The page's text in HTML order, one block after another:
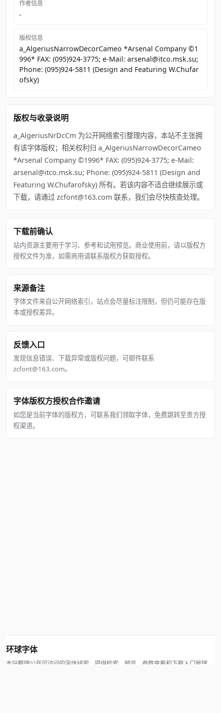
作者信息
-
版权信息
a_AlgeriusNarrowDecorCameo *Arsenal Company ©1
996* FAX: (095)924-3775; e-Mail: arsenal@itco.msk.su;
Phone: (095)924-5811 (Design and Featuring W.Chufar
ofsky)
版权与收录说明
a_AlgeriusNrDcCm 为公开网络索引整理内容，本站不主张拥
有该字体版权；相关权利归 a_AlgeriusNarrowDecorCameo
*Arsenal Company ©1996* FAX: (095)924-3775; e-Mail:
arsenal@itco.msk.su; Phone: (095)924-5811 (Design and
Featuring W.Chufarofsky) 所有。若该内容不适合继续展示或
下载，请通过 zcfont@163.com 联系，我们会尽快核查处理。
下载前确认
站内资源主要用于学习、参考和试用预览。商业使用前，请以版权方
授权文件为准，如需商用请联系版权方获取授权。
来源备注
字体文件来自公开网络索引，站点会尽量标注限制，但仍可能存在版
本或授权差异。
反馈入口
发现信息错误、下载异常或版权问题，可邮件联系
zcfont@163.com。
字体版权方授权合作邀请
如您是当前字体的版权方，可联系我们领取字体，免费跳转至贵方授
权渠道。
环球字体
本站整理公开可访问的字体线索，提供检索、预览、参数查看和下载入口管理。